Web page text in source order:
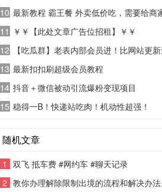
10 最新教程 霸王餐 外卖低价吃，需要给商家好
11 ￥￥【此处文章广告位招租】￥￥
12
【吃瓜群】老表内部会员进！比网站更新还精
13 最新扣扣刷超级会员教程
14 抖音＋微信被动引流爆粉变现项目
15 稳得一B！快递站吃肉！机动性超强！
随机文章
1
双飞 抵车费 #网约车 #聊天记录
2 教你办理解除限制出境的流程和解决办法。回国再想出去难如登